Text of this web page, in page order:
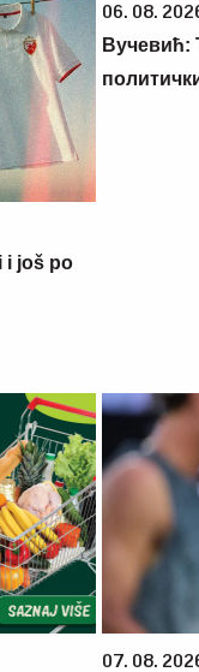
i još po
06. 08.
Вучевић:
07. 08.